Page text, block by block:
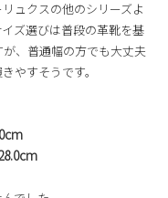
ュクスの他のシリーズよ
ズ選びは普段の革靴を基
、普通幅の方でも大丈夫
やすそうです。